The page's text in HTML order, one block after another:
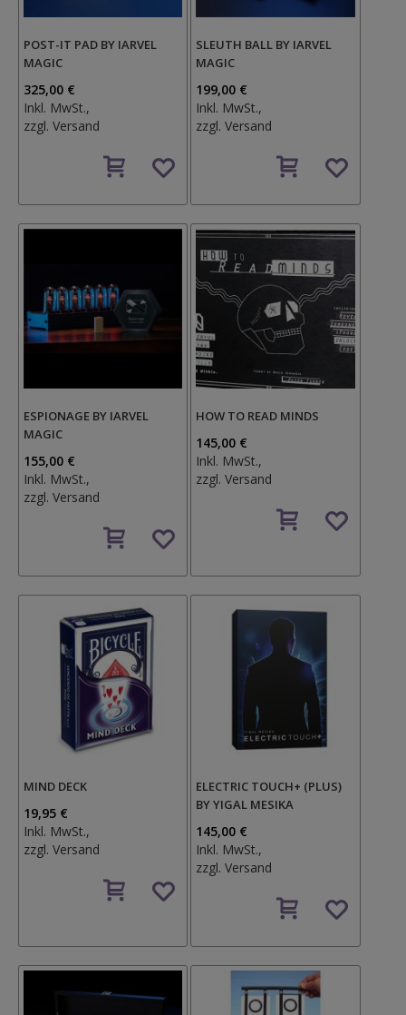
POST-IT PAD BY IARVEL
MAGIC
325,00 €
Inkl. MwSt.,
zzgl. Versand
den
SLEUTH BALL BY IARVEL
MAGIC
199,00 €
Inkl. MwSt.,
zzgl.Versand
den
ESPIONAGE BY IARVEL
MAGIC
155,00 €
Inkl. MwSt.,
zzgl. Versand
den
HOW TO READ MINDS
145,00 €
Inkl. MwSt.,
zzgl.Versand
den
MIND DECK
19,95 €
Inkl. MwSt.,
zzgl. Versand
den
ELECTRIC TOUCH+ (PLUS)
BY YIGAL MESIKA
145,00 €
Inkl. MwSt.,
zzgl.Versand
den